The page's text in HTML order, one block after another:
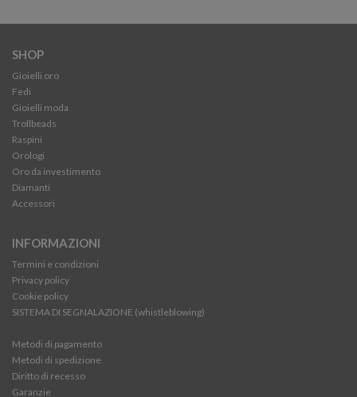
SHOP
Gioielli oro
Fedi
Gioielli moda
Trollbeads
Raspini
Orologi
Oro da investimento
Diamanti
Accessori
INFORMAZIONI
Termini e condizioni
Privacy policy
Cookie policy
SISTEMA DI SEGNALAZIONE (whistleblowing)
Metodi di pagamento
Metodi di spedizione
Diritto di recesso
Garanzie